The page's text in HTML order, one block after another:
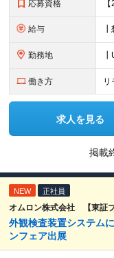
応募資格
給与
勤務地
働き方 リ
求人を見る
掲載
NEW 正社員
オムロン株式会社 【東証プ
外観検査装置システム
ンフェア出展